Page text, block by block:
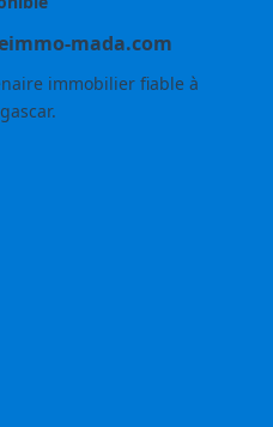
mada.com
immobilier fiable à